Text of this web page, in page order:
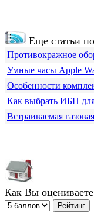
Еще статьи
Противокражное
Умные часы Apple
Особенности
Как выбрать ИБП
Встраиваемая
Как Вы оцениваете